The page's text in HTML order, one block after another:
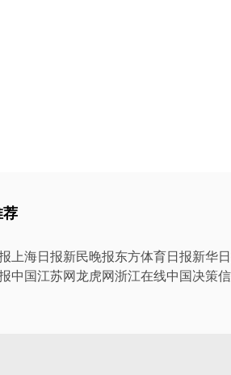
上海日报新民晚报东方体育日报新华
中国江苏网龙虎网浙江在线中国决策